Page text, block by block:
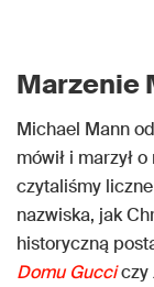
Marzenie
Michael Mann
mówił i marzył
czytaliśmy
nazwiska, jak
historyczną
Domu Gucciczy